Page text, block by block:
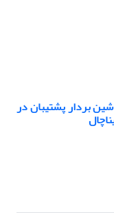
بردار پشتیبان در